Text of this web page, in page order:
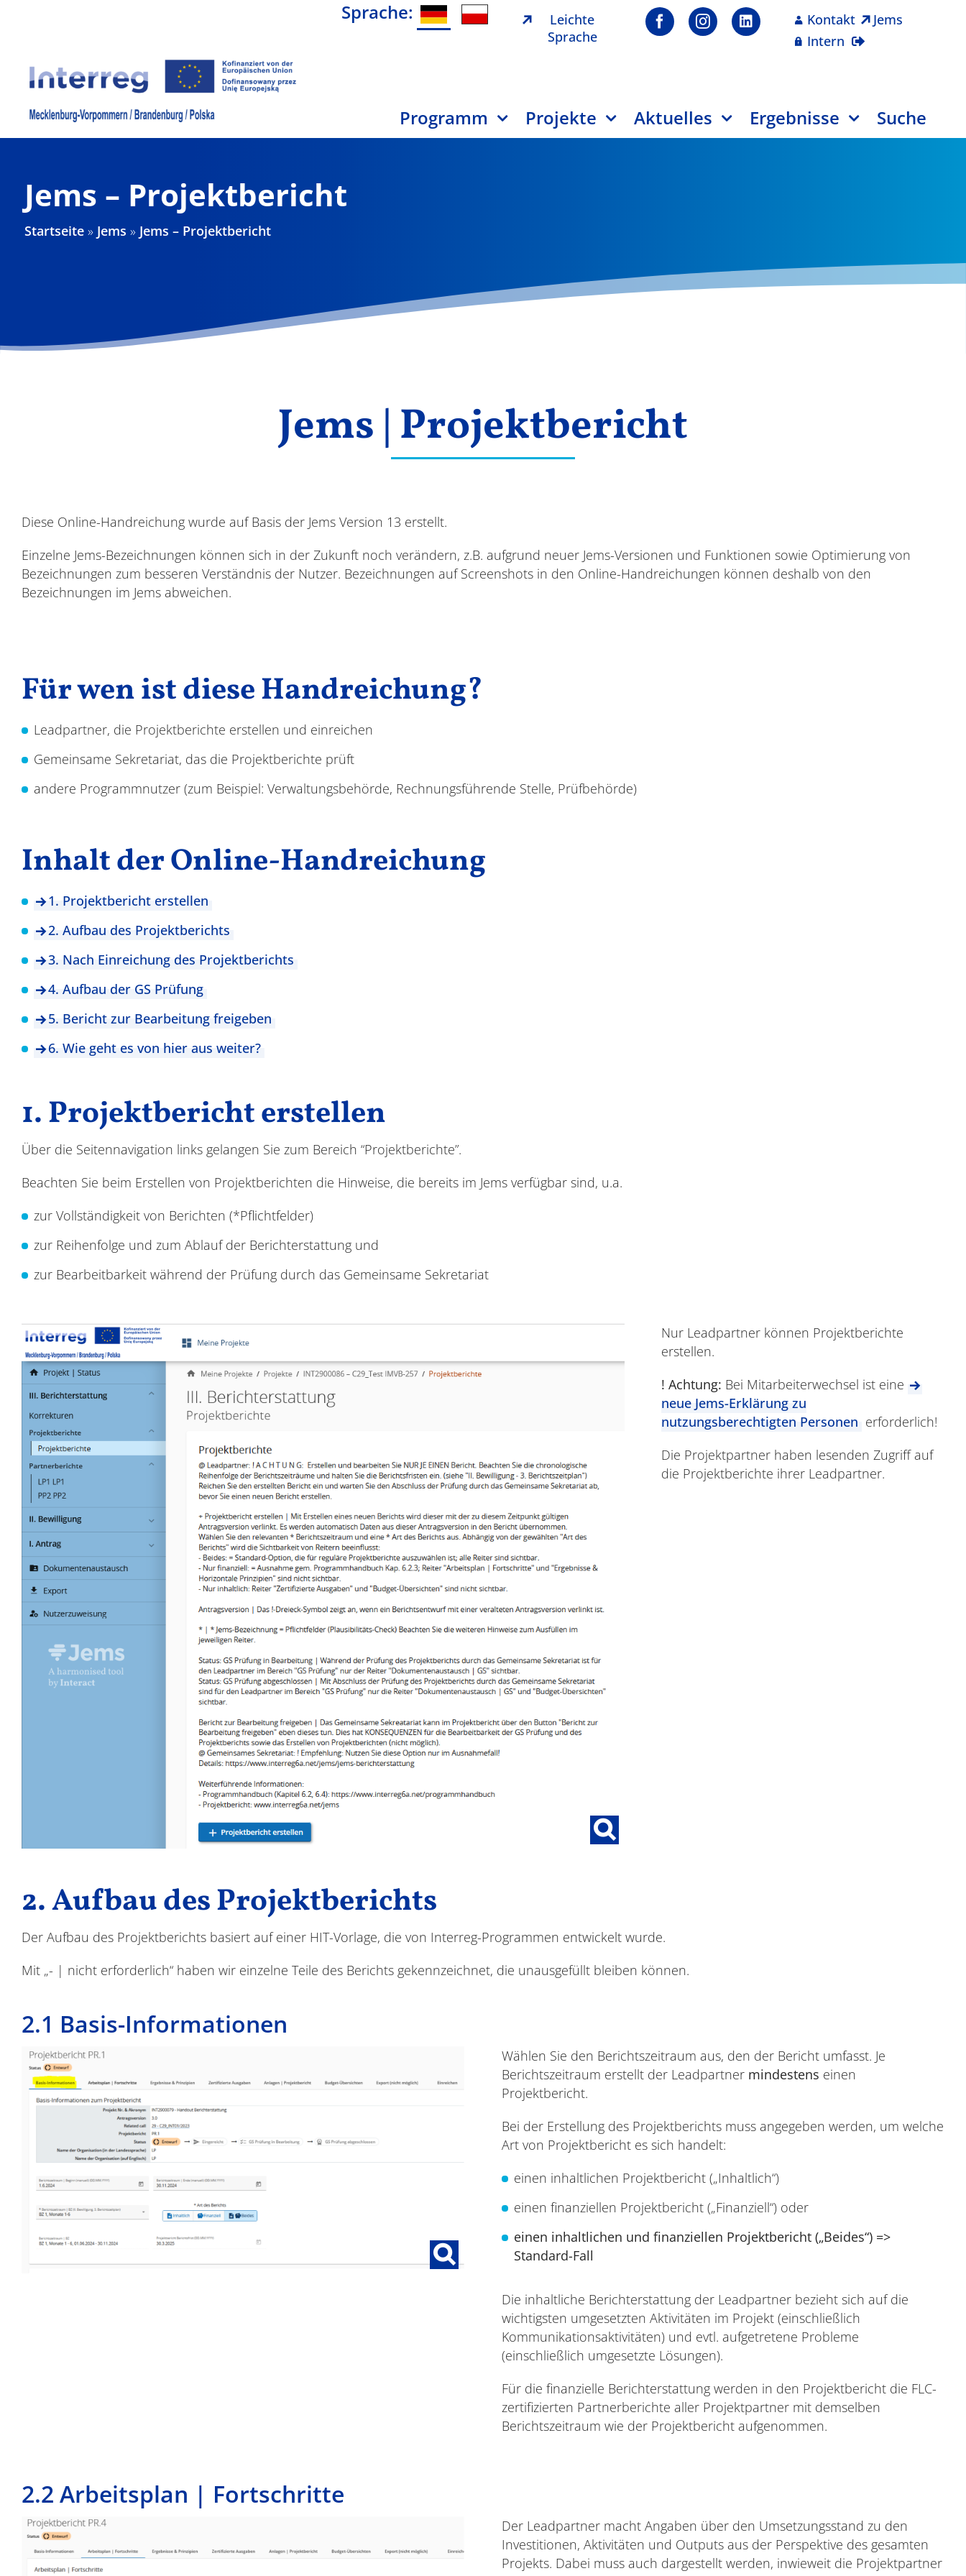
Sprache:
Leichte
Sprache
Kontakt
Jems
Intern
Programm Projekte Aktuelles Ergebnisse Suche
Jems – Projektbericht
Startseite » Jems » Jems – Projektbericht
Jems | Projektbericht
Diese Online-Handreichung wurde auf Basis der Jems Version 13 erstellt.
Einzelne Jems-Bezeichnungen können sich in der Zukunft noch verändern, z.B. aufgrund neuer Jems-Versionen und Funktionen sowie Optimierung von
Bezeichnungen zum besseren Verständnis der Nutzer. Bezeichnungen auf Screenshots in den Online-Handreichungen können deshalb von den
Bezeichnungen im Jems abweichen.
Für wen ist diese Handreichung?
Leadpartner, die Projektberichte erstellen und einreichen
Gemeinsame Sekretariat, das die Projektberichte prüft
andere Programmnutzer (zum Beispiel: Verwaltungsbehörde, Rechnungsführende Stelle, Prüfbehörde)
Inhalt der Online-Handreichung
1. Projektbericht erstellen
2. Aufbau des Projektberichts
3. Nach Einreichung des Projektberichts
4. Aufbau der GS Prüfung
5. Bericht zur Bearbeitung freigeben
6. Wie geht es von hier aus weiter?
1. Projektbericht erstellen
Über die Seitennavigation links gelangen Sie zum Bereich “Projektberichte”.
Beachten Sie beim Erstellen von Projektberichten die Hinweise, die bereits im Jems verfügbar sind, u.a.
zur Vollständigkeit von Berichten (*Pflichtfelder)
zur Reihenfolge und zum Ablauf der Berichterstattung und
zur Bearbeitbarkeit während der Prüfung durch das Gemeinsame Sekretariat
Nur Leadpartner können Projektberichte
erstellen.
! Achtung: Bei Mitarbeiterwechsel ist eine
neue Jems-Erklärung zu
nutzungsberechtigten Personen erforderlich!
Die Projektpartner haben lesenden Zugriff auf
die Projektberichte ihrer Leadpartner.
2. Aufbau des Projektberichts
Der Aufbau des Projektberichts basiert auf einer HIT-Vorlage, die von Interreg-Programmen entwickelt wurde.
Mit „- | nicht erforderlich“ haben wir einzelne Teile des Berichts gekennzeichnet, die unausgefüllt bleiben können.
2.1 Basis-Informationen
Wählen Sie den Berichtszeitraum aus, den der Bericht umfasst. Je
Berichtszeitraum erstellt der Leadpartner mindestens einen
Projektbericht.
Bei der Erstellung des Projektberichts muss angegeben werden, um welche
Art von Projektbericht es sich handelt:
einen inhaltlichen Projektbericht („Inhaltlich“)
einen finanziellen Projektbericht („Finanziell“) oder
einen inhaltlichen und finanziellen Projektbericht („Beides“) =>
Standard-Fall
Die inhaltliche Berichterstattung der Leadpartner bezieht sich auf die
wichtigsten umgesetzten Aktivitäten im Projekt (einschließlich
Kommunikationsaktivitäten) und evtl. aufgetretene Probleme
(einschließlich umgesetzte Lösungen).
Für die finanzielle Berichterstattung werden in den Projektbericht die FLC-
zertifizierten Partnerberichte aller Projektpartner mit demselben
Berichtszeitraum wie der Projektbericht aufgenommen.
2.2 Arbeitsplan | Fortschritte
Der Leadpartner macht Angaben über den Umsetzungsstand zu den
Investitionen, Aktivitäten und Outputs aus der Perspektive des gesamten
Projekts. Dabei muss auch dargestellt werden, inwieweit die Projektpartner